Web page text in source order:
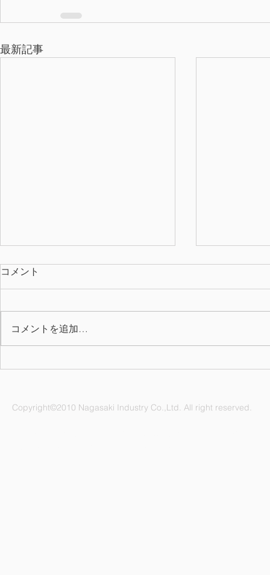
最新記事
2026年上期 QC表彰
コメント
コメントを追加…
Copyright©2010 Nagasaki Industry Co.,Ltd. All right reserved.